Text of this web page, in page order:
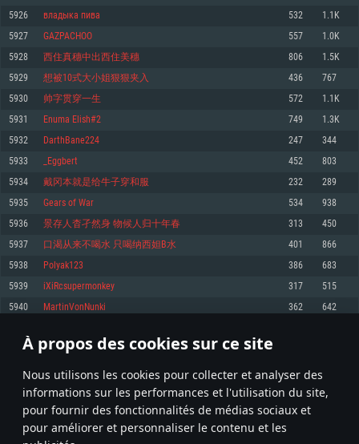
À propos des cookies sur ce site
Nous utilisons les cookies pour collecter et analyser des
informations sur les performances et l'utilisation du site,
pour fournir des fonctionnalités de médias sociaux et
pour améliorer et personnaliser le contenu et les
Minimum
OS: Windows 10 (64 bit)
Processeur: Dual-Core 2.2 GHz
Mémoire: 4 GB
Carte graphique supportant DirectX 11: AMD Radeon 77XX / NVIDIA
GeForce GTX 660. La résolution minimale supportée par le jeu est de 720p
Connection: Connexion Internet à haut débit
Disque dur: 23.1 Go (client minimal)
Recommandée
1060 et plus, Radeon RX 570 et plus.
Disque dur: 75.9 Go (client complet)
Minimum
OS: Mac OS Big Sur 11.0 ou plus récent
Processeur: Core i5, minimum 2.2GHz (Les processeurs Intel Xeon ne sont
pas supportés)
Mémoire: 6 GB
Carte graphique: Intel Iris Pro 5200 (Mac), ou analogue AMD/Nvidia. La
résolution minimale supportée par le jeu est de 720p.
Connection: Connexion Internet à haut débit
Disque dur: 62,2 Go (client minimal)
Recommandée
OS: Mac OS Big Sur 11.0 ou plus récent
Processeur: Core i7 (Les processeurs Intel Xeon ne sont pas supportés)
Mémoire: 8 GB
Carte graphique: Radeon Vega II ou plus avec support de Metal
Disque dur: 62,2 Go (client complet)
Minimum
OS: Les configurations Linux 64 bits les plus modernes
Processeur: Dual-Core 2.4 GHz
Mémoire: 4 GB
Carte graphique: NVIDIA 660 avec les derniers drivers (moins de 6 mois) /
de même pour AMD (La résolution minimale supportée par le jeu est de
720p)
Connection: Connexion Internet à haut débit
Disque dur: 62,2 Go (client minimal)
Recommandée
OS: Ubuntu 20.04 64bit
Processeur: Intel Core i7
Mémoire: 8 GB
Carte graphique: NVIDIA 1060 avec les derniers drivers (moins de 6 mois) /
6 mois et supportant Vulkan
Connection: Connexion Internet à haut débit
Disque dur: 60,2 Go (client complet)
5926 владыка пива 532 1.1K
5927 GAZPACHOO 557 1.0K
5928 西住真穗中出西住美穗 806 1.5K
5929 想被10式大小姐狠狠夹入 436 767
5930 帅字贯穿一生 572 1.1K
5931 Enuma Elish#2 749 1.3K
5932 DarthBane224 247 344
5933 _Eggbert 452 803
5934 戴冈本就是给牛子穿和服 232 289
5935 Gears of War 534 938
5936 景存人杳孑然身 物候人归十年春 313 450
5937 口渴从来不喝水 只喝纳西妲B水 401 866
5938 Polyak123 386 683
5939 iXiRcsupermonkey 317 515
5940 MartinVonNunki 362 642
* Classement mis à jour quotidiennement
296 297 298 397